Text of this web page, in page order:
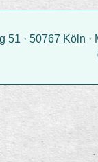
51 · 50767 Köln ·